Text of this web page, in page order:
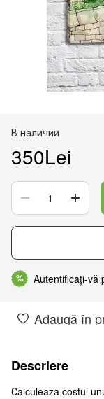
В наличии
350Lei
% Autentificați-vă
Adaugă în
Descriere
Сalculeaza costul